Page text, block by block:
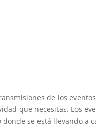
de los
que necesitas.​ Los
se está llevando a